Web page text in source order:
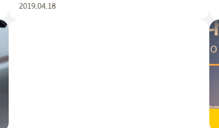
2019.04.18